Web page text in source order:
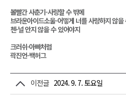
볼빨간 사춘기-사랑할 수 밖에
브라운아이드소울-어떻게 너를 사랑하지 않을
첸-널 안지 않을 수 있어야지
크러쉬-아빠처럼
곽진언-백허그
이전글 2024. 9. 7. 토요일